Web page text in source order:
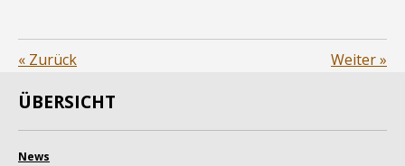
« Zurück Weiter»
ÜBERSICHT
News